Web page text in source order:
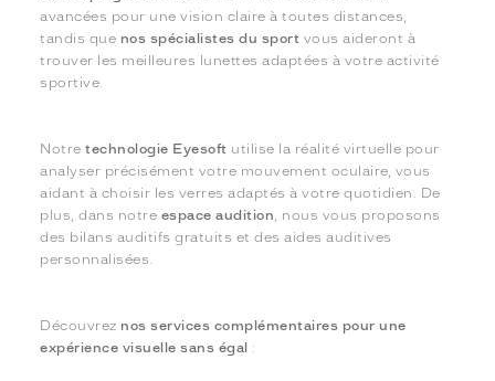
avancées pour une vision claire à toutes distances,
tandis que nos spécialistes du sport vous aideront à
trouver les meilleures lunettes adaptées à votre activité
sportive.
Notretechnologie Eyesoft utilise la réalité virtuelle pour
analyser précisément votre mouvement oculaire, vous
aidant à choisir les verres adaptés à votre quotidien. De
plus, dans notre espace audition, nous vous proposons
des bilans auditifs gratuits et des aides auditives
personnalisées.
Découvrez nos services complémentaires pour une
expérience visuelle sans égal :